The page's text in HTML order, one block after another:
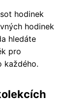
hodinek
hodinek
hledáte
pro
každého.